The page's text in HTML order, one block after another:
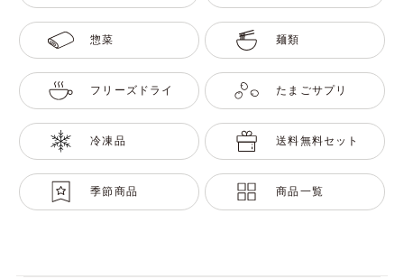
惣菜 麺類
フリーズドライ たまごサプリ
冷凍品 送料無料セット
季節商品 商品一覧